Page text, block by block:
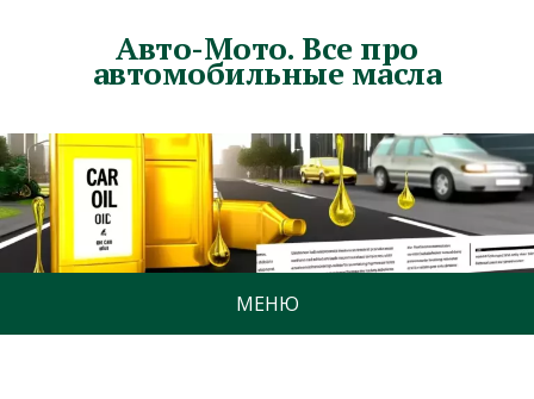
Авто-Мото. Все про
автомобильные масла
МЕНЮ